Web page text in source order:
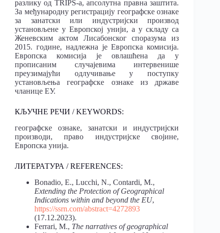
разлику од TRIPS-a, апсолутна правна заштита.
За међународну регистрацију географске ознаке
за занатски или индустријски производ
установљене у Европској унији, а у складу са
Женевским актом Лисабонског споразума из
2015. године, надлежна је Европска комисија.
Европска комисија је овлашћена да у
прописаним случајевима интервенише
преузимајући одлучивање у поступку
установљења географске ознаке из државе
чланице ЕУ.
КЉУЧНЕ РЕЧИ / KEYWORDS:
географске ознаке, занатски и индустријски
производи, право индустријске својине,
Европска унија.
ЛИТЕРАТУРА / REFERENCES:
Bonadio, E., Lucchi, N., Contardi, M.,
Extending the Protection of Geographical
Indications within and beyond the EU,
https://ssrn.com/abstract=4272893
(17.12.2023).
Ferrari, M., The narratives of geographical